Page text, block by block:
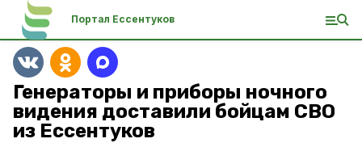
Портал Ессентуков
Генераторы и приборы ночного
видения доставили бойцам СВО
из Ессентуков